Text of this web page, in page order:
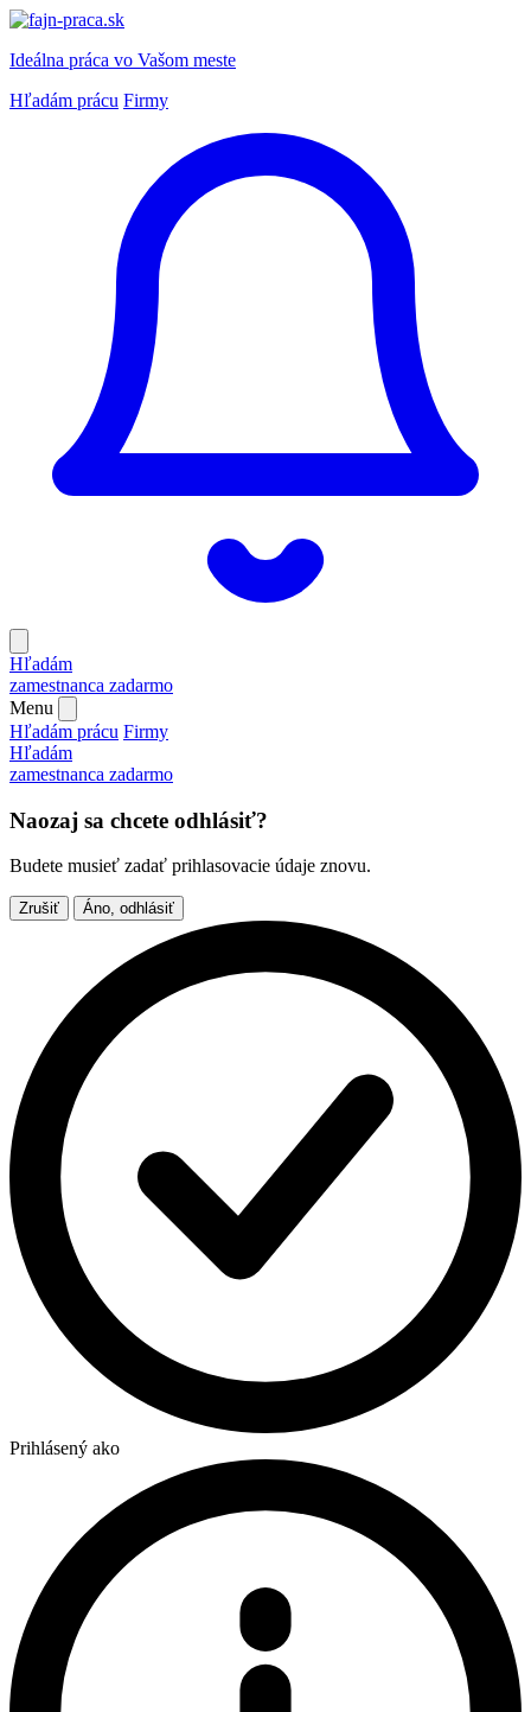
Ideálna práca vo Vašom meste
Hľadám prácu Firmy
Hľadám
zamestnanca zadarmo
Menu
Hľadám prácu Firmy
Hľadám
zamestnanca zadarmo
Naozaj sa chcete odhlásiť?
Budete musieť zadať prihlasovacie údaje znovu.
Zrušiť Áno, odhlásiť
Prihlásený ako